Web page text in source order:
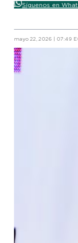
Síguenos en
mayo 22, 2026 | 07:49